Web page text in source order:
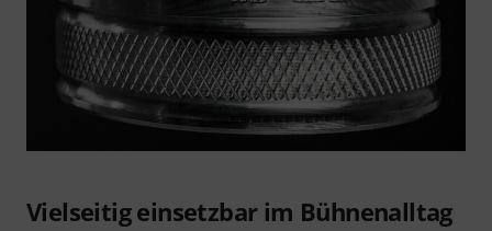
Vielseitig einsetzbar im Bühnenalltag